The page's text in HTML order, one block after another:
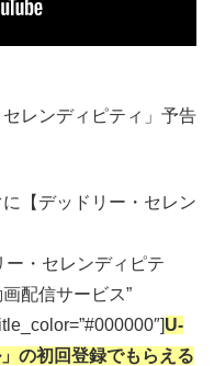
セレンディピティ」予告
【デッドリー・セレン
ー・セレンディピテ
配信サービス”
U-
の初回登録でもらえる